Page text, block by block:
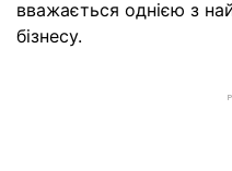
вважається однією з
бізнесу.